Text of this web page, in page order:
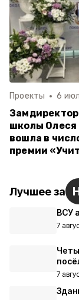
Проекты 6
школы Олеся
вошла в
премии
Лучшее за
ВСУ
7
7